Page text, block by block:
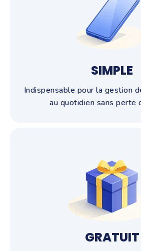
SIMPLE
Indispensable pour la gestion
au quotidien sans perte
GRATUIT